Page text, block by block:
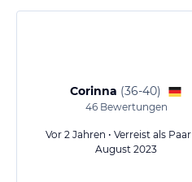
Corinna (36-40)
46Bewertungen
Vor 2 Jahren • Verreist als
August 2023